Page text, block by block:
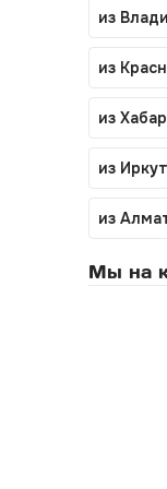
из
из
из
из
из
Мы на